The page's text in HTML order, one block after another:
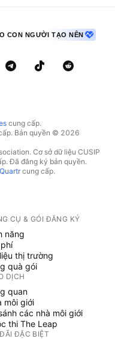
CON NGƯỜI TẠO NÊN
cung cấp.
Bản quyền © 2026
Cơ sở dữ liệu CUSIP
Đã đăng ký bản quyền.
Quartrcung cấp.
CỤ & GÓI ĐĂNG KÝ
năng
thị trường
quà gói
DỊCH
quan
môi giới
các nhà môi giới
thi The Leap
ĐẶC BIỆT